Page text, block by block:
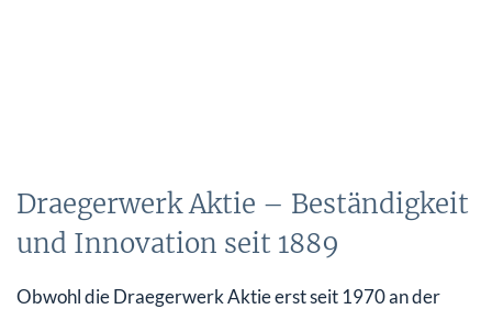
Draegerwerk Aktie – Beständigkeit
und Innovation seit 1889
Obwohl die Draegerwerk Aktie erst seit 1970 an der